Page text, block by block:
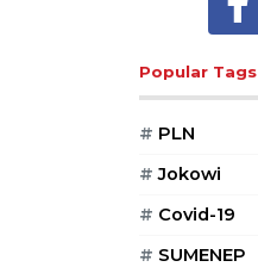
Popular Tags
# PLN
# Jokowi
# Covid-19
# SUMENEP